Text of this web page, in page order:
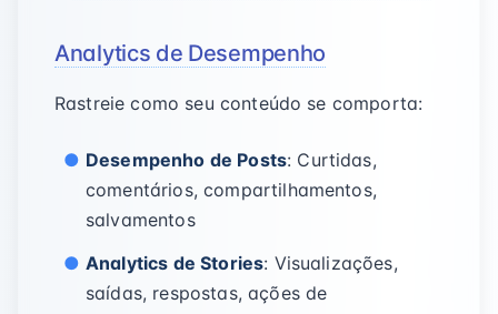
Analytics de Desempenho
Rastreie como seu conteúdo se comporta:
Desempenho de Posts: Curtidas,
comentários, compartilhamentos,
salvamentos
Analytics de Stories: Visualizações,
saídas, respostas, ações de